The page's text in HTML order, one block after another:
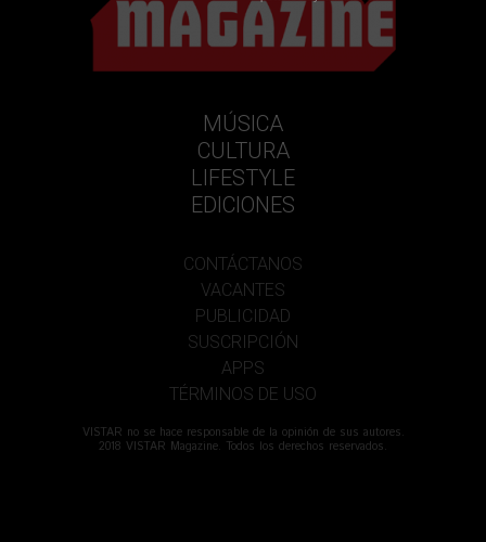
MÚSICA
CULTURA
LIFESTYLE
EDICIONES
CONTÁCTANOS
VACANTES
PUBLICIDAD
SUSCRIPCIÓN
APPS
TÉRMINOS DE USO
VISTAR no se hace responsable de la opinión de sus autores.
2018 VISTAR Magazine. Todos los derechos reservados.